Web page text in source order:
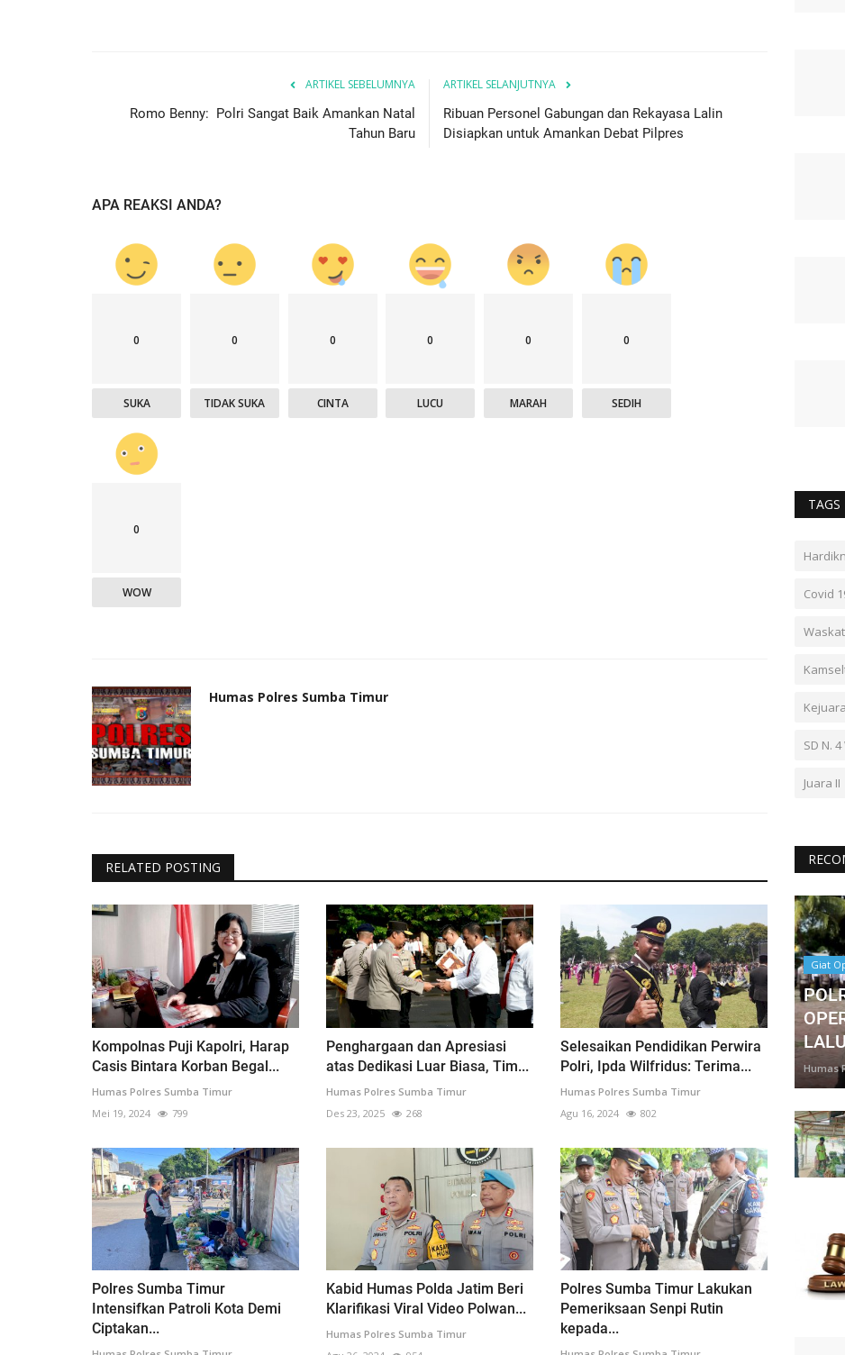
ARTIKEL SEBELUMNYA
Romo Benny: Polri Sangat Baik Amankan Natal
Tahun Baru
ARTIKEL SELANJUTNYA
Ribuan Personel Gabungan dan Rekayasa Lalin
Disiapkan untuk Amankan Debat Pilpres
APA REAKSI ANDA?
0
SUKA
0
TIDAK SUKA
0
CINTA
0
LUCU
0
MARAH
0
SEDIH
0
WOW
Humas Polres Sumba Timur
RELATED POSTING
Kompolnas Puji Kapolri, Harap
Casis Bintara Korban Begal...
Humas Polres Sumba Timur
Mei 19, 2024
799
Penghargaan dan Apresiasi
atas Dedikasi Luar Biasa, Tim...
Humas Polres Sumba Timur
Des 23, 2025
268
Selesaikan Pendidikan Perwira
Polri, Ipda Wilfridus: Terima...
Humas Polres Sumba Timur
Agu 16, 2024
802
Polres Sumba Timur
Intensifkan Patroli Kota Demi
Ciptakan...
Kabid Humas Polda Jatim Beri
Klarifikasi Viral Video Polwan...
Humas Polres Sumba Timur
Polres Sumba Timur Lakukan
Pemeriksaan Senpi Rutin
kepada...
TAGS
Covid
Waskat
SD N.
Juara II
Giat
Humas